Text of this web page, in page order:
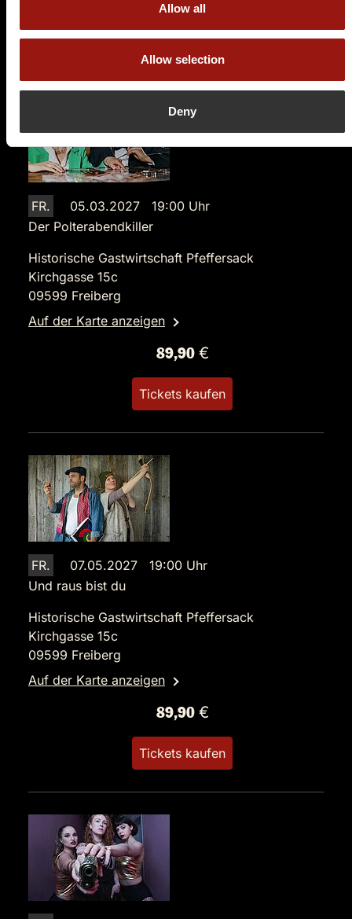
Allow all
Allow selection
Deny
Tickets kaufen
FR.
05.03.2027 19:00 Uhr
Der Polterabendkiller
Historische Gastwirtschaft Pfeffersack
Kirchgasse 15c
09599 Freiberg
Auf der Karte anzeigen
89,90 €
Tickets kaufen
FR.
07.05.2027 19:00 Uhr
Und raus bist du
Historische Gastwirtschaft Pfeffersack
Kirchgasse 15c
09599 Freiberg
Auf der Karte anzeigen
89,90 €
Tickets kaufen